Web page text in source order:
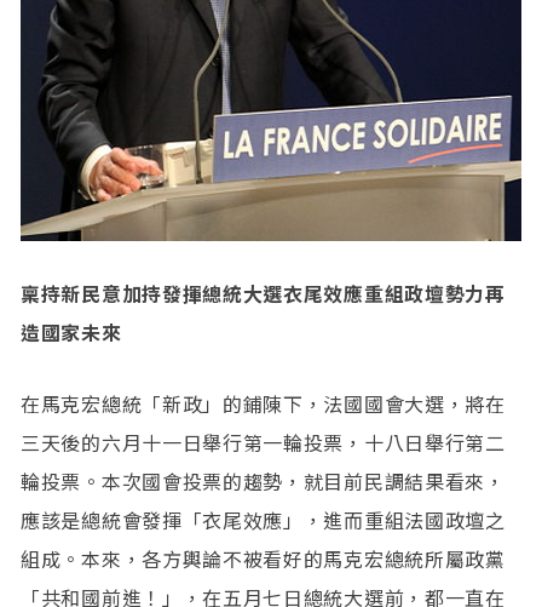
稟持新民意加持發揮總統大選衣尾效應重組政壇勢力再
造國家未來
在馬克宏總統「新政」的鋪陳下，法國國會大選，將在
三天後的六月十一日舉行第一輪投票，十八日舉行第二
輪投票。本次國會投票的趨勢，就目前民調結果看來，
應該是總統會發揮「衣尾效應」，進而重組法國政壇之
組成。本來，各方輿論不被看好的馬克宏總統所屬政黨
「共和國前進！」，在五月七日總統大選前，都一直在